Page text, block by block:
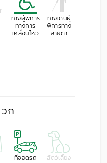
ทางผู้พิการ
ทางการ
เคลื่อนไหว
ทางเดินผู้
พิการทาง
สายตา
ก
ที่จอดรถ สัตว์เลี้ยง